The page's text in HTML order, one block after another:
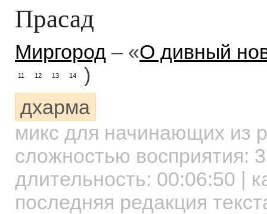
Прасад
Миргород – «О дивный
11 12 13 14
)
дхарма
микс для начинающих из
сложностью восприятия: 3
длительность: 00:06:50 |
последняя редакция